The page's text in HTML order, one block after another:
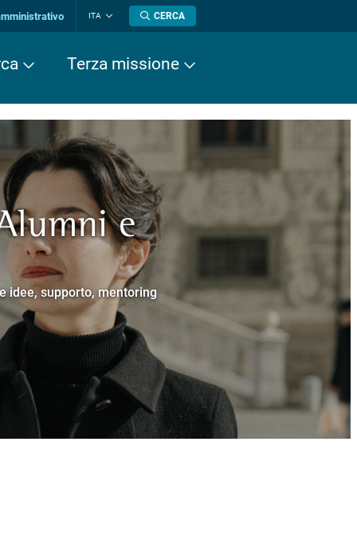
ITA
lingua
CERCA
Terza missione
Superiore.
e
idee, supporto, mentoring
Cavalieri.